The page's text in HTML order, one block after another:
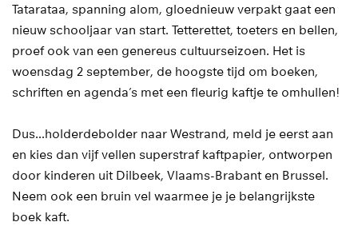
Tatarataa, spanning alom, gloednieuw verpakt gaat een
nieuw schooljaar van start. Tetterettet, toeters en bellen,
proef ook van een genereus cultuurseizoen. Het is
woensdag 2 september, de hoogste tijd om boeken,
schriften en agenda’s met een fleurig kaftje te omhullen!
Dus...holderdebolder naar Westrand, meld je eerst aan
en kies dan vijf vellen superstraf kaftpapier, ontworpen
door kinderen uit Dilbeek, Vlaams-Brabant en Brussel.
Neem ook een bruin vel waarmee je je belangrijkste
boek kaft.